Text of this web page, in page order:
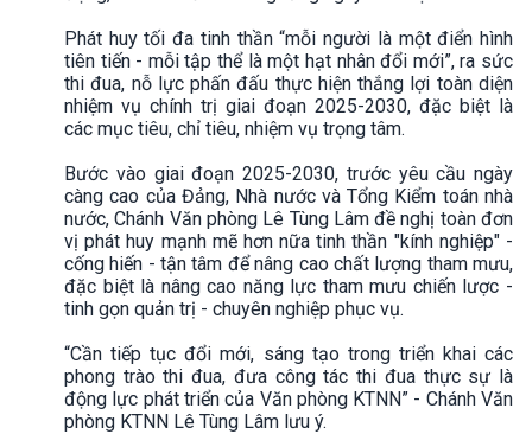
Phát huy tối đa tinh thần “mỗi người là một điển hình
tiên tiến - mỗi tập thể là một hạt nhân đổi mới”, ra sức
thi đua, nỗ lực phấn đấu thực hiện thắng lợi toàn diện
nhiệm vụ chính trị giai đoạn 2025-2030, đặc biệt là
các mục tiêu, chỉ tiêu, nhiệm vụ trọng tâm.
Bước vào giai đoạn 2025-2030, trước yêu cầu ngày
càng cao của Đảng, Nhà nước và Tổng Kiểm toán nhà
nước, Chánh Văn phòng Lê Tùng Lâm đề nghị toàn đơn
vị phát huy mạnh mẽ hơn nữa tinh thần "kính nghiệp" -
cống hiến - tận tâm để nâng cao chất lượng tham mưu,
đặc biệt là nâng cao năng lực tham mưu chiến lược -
tinh gọn quản trị - chuyên nghiệp phục vụ.
“Cần tiếp tục đổi mới, sáng tạo trong triển khai các
phong trào thi đua, đưa công tác thi đua thực sự là
động lực phát triển của Văn phòng KTNN” - Chánh Văn
phòng KTNN Lê Tùng Lâm lưu ý.